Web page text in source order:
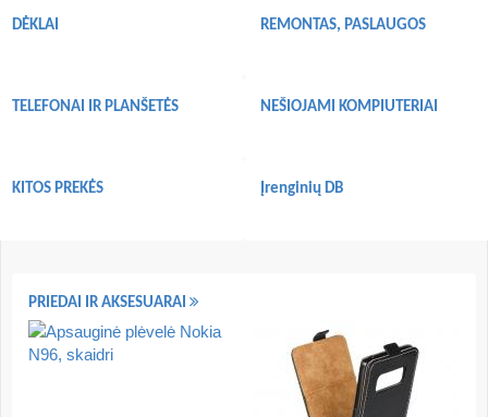
DĖKLAI REMONTAS, PASLAUGOS
TELEFONAI IR PLANŠETĖS NEŠIOJAMI KOMPIUTERIAI
KITOS PREKĖS Įrenginių DB
PRIEDAI IR AKSESUARAI